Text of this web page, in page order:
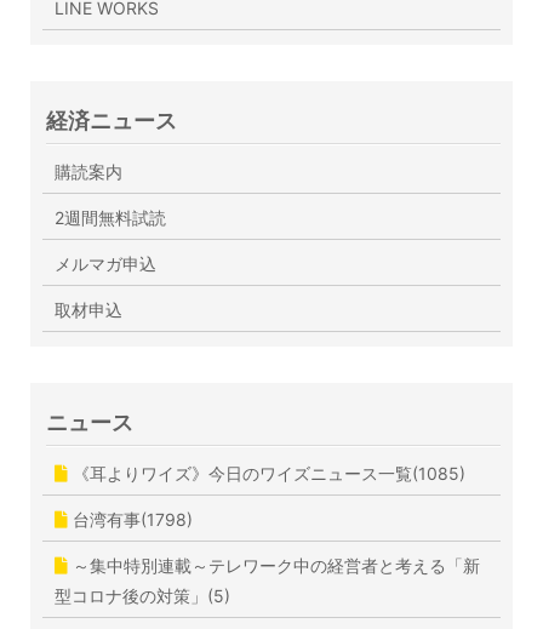
LINE WORKS
経済ニュース
購読案内
2週間無料試読
メルマガ申込
取材申込
ニュース
《耳よりワイズ》今日のワイズニュース一覧(1085)
台湾有事(1798)
～集中特別連載～テレワーク中の経営者と考える「新
型コロナ後の対策」(5)